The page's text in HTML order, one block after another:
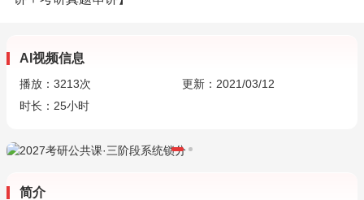
AI视频信息
播放： 3213次
更新：2021/03/12
时长：25小时
简介